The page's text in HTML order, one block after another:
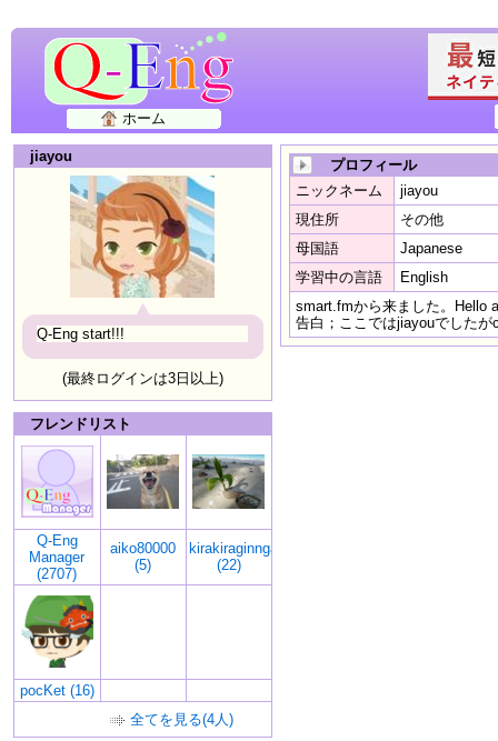
ホーム
jiayou
Q-Eng start!!!
(最終ログインは3日以上)
フレンドリスト
Q-Eng
Manager
(2707)
aiko80000
(5)
kirakiraginnga
(22)
pocKet (16)
全てを見る(4人)
プロフィール
ニックネーム
jiayou
現住所
その他
母国語
Japanese
学習中の言語
English
smart.fmから来ました。Hello
告白；ここではjiayouでした